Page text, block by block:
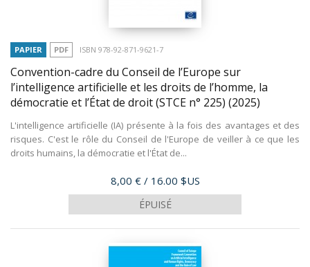
PAPIER PDF ISBN 978-92-871-9621-7
Convention-cadre du Conseil de l’Europe sur
l’intelligence artificielle et les droits de l’homme, la
démocratie et l’État de droit (STCE n° 225) (2025)
L'intelligence artificielle (IA) présente à la fois des avantages et des
risques. C'est le rôle du Conseil de l'Europe de veiller à ce que les
droits humains, la démocratie et l'État de...
Prix
8,00 € / 16.00 $US
ÉPUISÉ